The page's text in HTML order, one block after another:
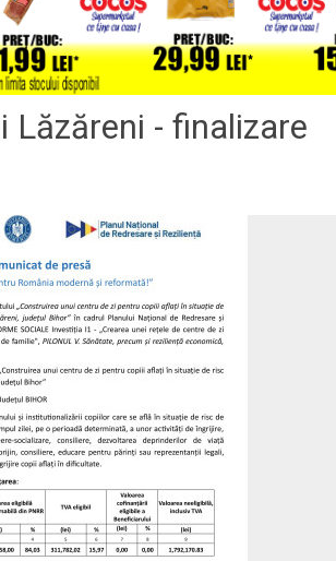
Lăzăreni - finalizare